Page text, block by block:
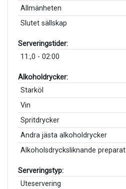
Allmänheten
Slutet sällskap
Serveringstider:
11:,0 - 02:00
Alkoholdrycker:
Starköl
Vin
Spritdrycker
Andra jästa alkoholdrycker
Alkoholsdrycksliknande preparat
Serveringstyp:
Uteservering